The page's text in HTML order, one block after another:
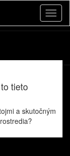
tieto
a skutočným